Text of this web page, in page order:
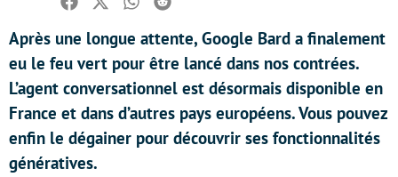
Facebook
TwitterWhatsapp
Reddit
Après une longue attente, Google Bard a finalement
eu le feu vert pour être lancé dans nos contrées.
L’agent conversationnel est désormais disponible en
France et dans d’autres pays européens. Vous pouvez
enfin le dégainer pour découvrir ses fonctionnalités
génératives.